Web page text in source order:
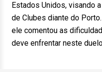
Estados Unidos, visando
de Clubes diante do
ele comentou as
deve enfrentar neste